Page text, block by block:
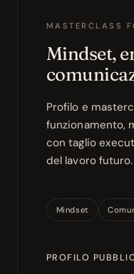
MASTERCLASS
Mindset,
Profilo e
funzionamento,
con taglio
del lavoro futuro.
Mindset
PROFILO